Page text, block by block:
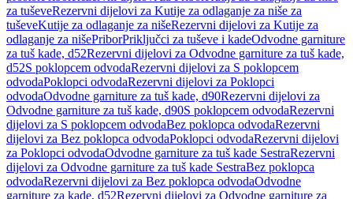
za tuševeRezervni dijelovi za Kutije za odlaganje za niše za
tuševeKutije za odlaganje za nišeRezervni dijelovi za Kutije za
odlaganje za nišePriborPriključci za tuševe i kadeOdvodne garniture
za tuš kade, d52Rezervni dijelovi za Odvodne garniture za tuš kade,
d52S poklopcem odvodaRezervni dijelovi za S poklopcem
odvodaPoklopci odvodaRezervni dijelovi za Poklopci
odvodaOdvodne garniture za tuš kade, d90Rezervni dijelovi za
Odvodne garniture za tuš kade, d90S poklopcem odvodaRezervni
dijelovi za S poklopcem odvodaBez poklopca odvodaRezervni
dijelovi za Bez poklopca odvodaPoklopci odvodaRezervni dijelovi
za Poklopci odvodaOdvodne garniture za tuš kade SestraRezervni
dijelovi za Odvodne garniture za tuš kade SestraBez poklopca
odvodaRezervni dijelovi za Bez poklopca odvodaOdvodne
garniture za kade, d52Rezervni dijelovi za Odvodne garniture za